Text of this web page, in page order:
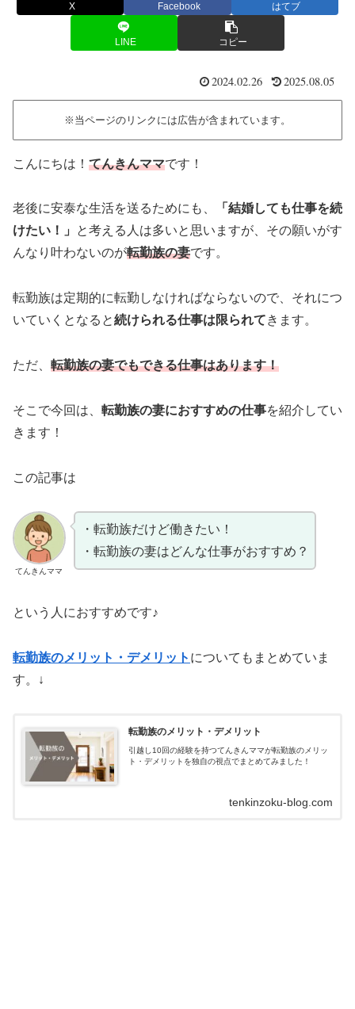
X Facebook はてブ
LINE コピー
2024.02.26 2025.08.05
※当ページのリンクには広告が含まれています。
こんにちは！ てんきんママです！
老後に安泰な生活を送るためにも、
「結婚しても仕事を続
けたい！」
と考える人は多いと思いますが、その願いがす
んなり叶わないのが転勤族の妻です。
転勤族は定期的に転勤しなければならないので、それにつ
いていくとなると続けられる仕事は限られてきます。
ただ、 転勤族の妻でもできる仕事はあります！
そこで今回は、 転勤族の妻におすすめの仕事を紹介してい
きます！
この記事は
てんきんママ
・転勤族だけど働きたい！
・転勤族の妻はどんな仕事がおすすめ？
という人におすすめです♪
転勤族のメリット・デメリット についてもまとめていま
す。↓
転勤族のメリット・デメリット
引越し10回の経験を持つてんきんママが転勤族のメリッ
ト・デメリットを独自の視点でまとめてみました！
tenkinzoku-blog.com